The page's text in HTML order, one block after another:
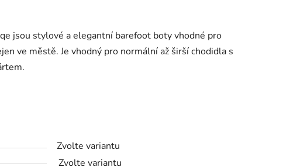
jsou stylové a elegantní barefoot boty vhodné pro
ve městě. Je vhodný pro normální až širší chodidla s
Zvolte variantu
Zvolte variantu